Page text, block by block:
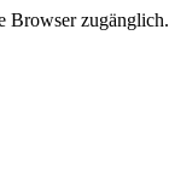
Browser zugänglich.